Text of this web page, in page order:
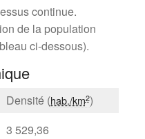
continue.
de la population
ci-dessous).
Densité (hab./km2)
3 529,36